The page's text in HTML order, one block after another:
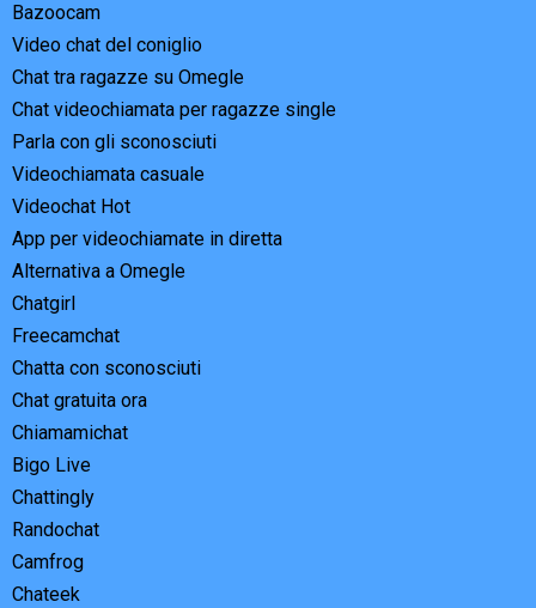
Bazoocam
Video chat del coniglio
Chat tra ragazze su Omegle
Chat videochiamata per ragazze single
Parla con gli sconosciuti
Videochiamata casuale
Videochat Hot
App per videochiamate in diretta
Alternativa a Omegle
Chatgirl
Freecamchat
Chatta con sconosciuti
Chat gratuita ora
Chiamamichat
Bigo Live
Chattingly
Randochat
Camfrog
Chateek